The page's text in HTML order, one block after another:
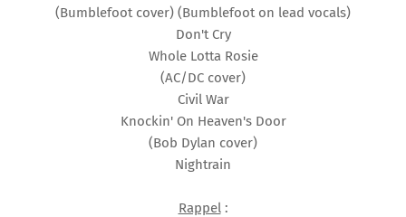
(Bumblefoot cover) (Bumblefoot on lead vocals)
Don't Cry
Whole Lotta Rosie
(AC/DC cover)
Civil War
Knockin' On Heaven's Door
(Bob Dylan cover)
Nightrain
Rappel: